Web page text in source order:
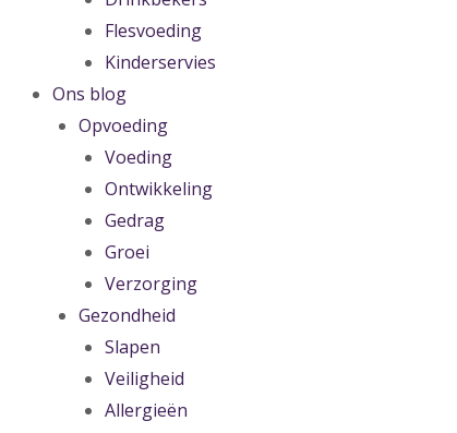
Flesvoeding
Kinderservies
Ons blog
Opvoeding
Voeding
Ontwikkeling
Gedrag
Groei
Verzorging
Gezondheid
Slapen
Veiligheid
Allergieën